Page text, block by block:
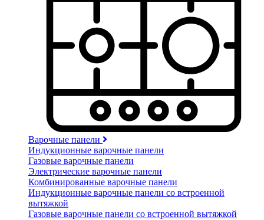
Варочные панели
Индукционные варочные панели
Газовые варочные панели
Электрические варочные панели
Комбинированные варочные панели
Индукционные варочные панели со встроенной
вытяжкой
Газовые варочные панели со встроенной вытяжкой